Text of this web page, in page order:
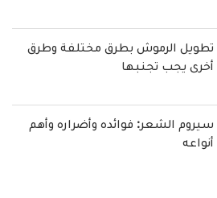
تطويل الرموش بطرق مختلفة وطرق
أخرى يجب تجنبها
سيروم الشعر: فوائده وأضراره وأهم
أنواعه